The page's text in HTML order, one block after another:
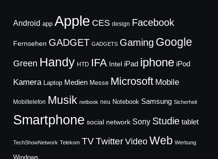
Android app Apple CES design Facebook
Fernsehen GADGET GADGETS Gaming Google
Green Handy HTD IFA Intel iPad iphone iPod
Kamera Laptop Medien Messe Microsoft Mobile
Mobiltelefon Musik netbook neu Notebook Samsung Sicherheit
Smartphone social network Sony Studie tablet
TechShowNetwork Telekom TVTwitter Video Web Werbung
Windows